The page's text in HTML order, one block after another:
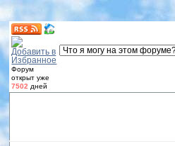
Форум
открыт уже
7502 дней